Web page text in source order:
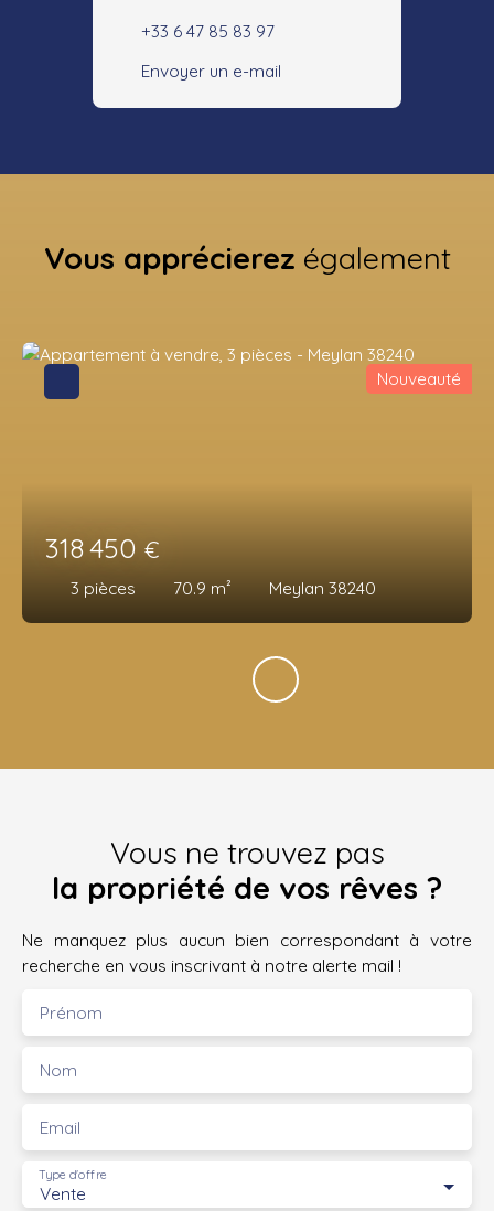
+33 6 47 85 83 97
Envoyer un e-mail
Vous apprécierez également
318 450 €
3 pièces 70.9 m² Meylan 38240
Nouveauté
Vous ne trouvez pas
la propriété de vos rêves ?
Ne manquez plus aucun bien correspondant à votre
recherche en vous inscrivant à notre alerte mail !
Prénom
Nom
Email
Vente
Type d'offre